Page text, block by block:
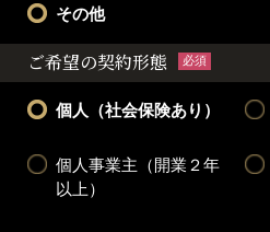
その他
ご希望の契約形態 必須
個人（社会保険あり）
個人事業主（開業２年
以上）